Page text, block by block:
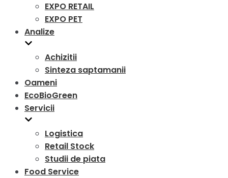
EXPO RETAIL
EXPO PET
Analize
Achizitii
Sinteza saptamanii
Oameni
EcoBioGreen
Servicii
Logistica
Retail Stock
Studii de piata
Food Service